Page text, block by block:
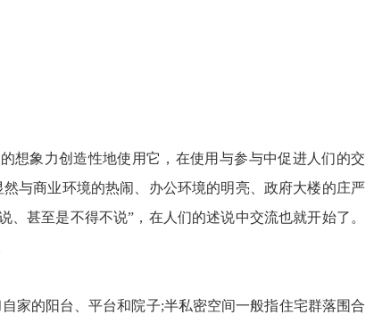
想象力创造性地使用它，在使用与参与中促进人们的交
与商业环境的热闹、办公环境的明亮、政府大楼的庄严
甚至是不得不说”，在人们的述说中交流也就开始了。
家的阳台、平台和院子;半私密空间一般指住宅群落围合